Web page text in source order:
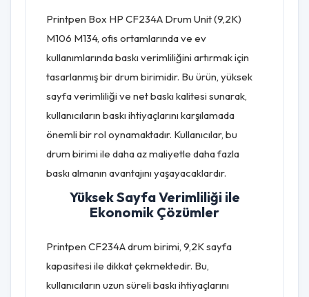
Printpen Box HP CF234A Drum Unit (9,2K)
M106 M134, ofis ortamlarında ve ev
kullanımlarında baskı verimliliğini artırmak için
tasarlanmış bir drum birimidir. Bu ürün, yüksek
sayfa verimliliği ve net baskı kalitesi sunarak,
kullanıcıların baskı ihtiyaçlarını karşılamada
önemli bir rol oynamaktadır. Kullanıcılar, bu
drum birimi ile daha az maliyetle daha fazla
baskı almanın avantajını yaşayacaklardır.
Yüksek Sayfa Verimliliği ile
Ekonomik Çözümler
Printpen CF234A drum birimi, 9,2K sayfa
kapasitesi ile dikkat çekmektedir. Bu,
kullanıcıların uzun süreli baskı ihtiyaçlarını